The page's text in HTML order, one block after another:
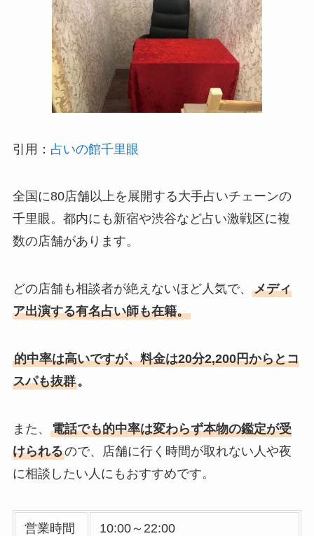
引用： 占いの館千里眼
全国に80店舗以上を展開する大手占いチェーンの
千里眼。都内にも新宿や渋谷など占い激戦区に複
数の店舗があります。
どの店舗も相談者が絶えないほど人気で、 メディ
ア出演する有名占い師も在籍。
的中率は高いですが、料金は20分2,200円からとコ
スパも抜群。
また、 電話でも的中率は変わらず本物の鑑定が受
けられるので、店舗に行く時間が取れない人や夜
に相談したい人にもおすすめです。
営業時間 10:00～22:00